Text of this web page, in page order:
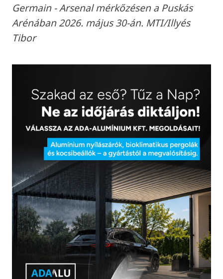
Germain - Arsenal mérkőzésen a Puskás
Arénában 2026. május 30-án. MTI/Illyés
Tibor